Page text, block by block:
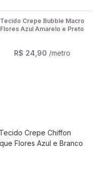
Tecido Crepe Bubble Macro
Flores Azul Amarelo e Preto
R$ 24,90 /metro